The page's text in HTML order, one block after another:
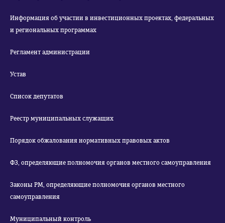
Информация об участии в инвестиционных проектах, федеральных
и региональных программах
Регламент администрации
Устав
Список депутатов
Реестр муниципальных служащих
Порядок обжалования нормативных правовых актов
ФЗ, определяющие полномочия органов местного самоуправления
Законы РМ, определяющие полномочия органов местного
самоуправления
Муниципальный контроль